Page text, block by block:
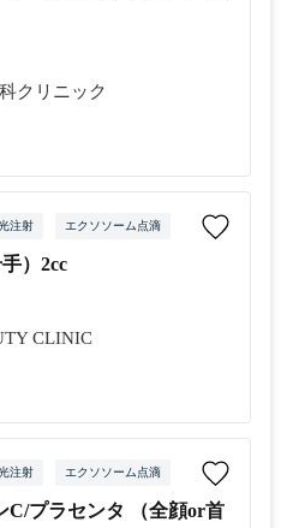
クリニック
注射 エクソソーム点滴
）2cc
CLINIC
注射 エクソソーム点滴
C/プラセンタ （全顔or首